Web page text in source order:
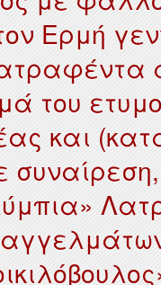
Ερμή
του
και